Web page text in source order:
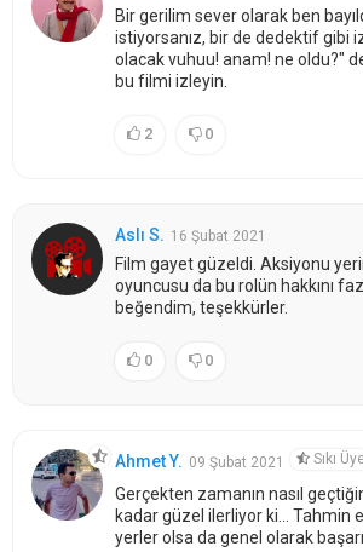
Bir gerilim sever olarak ben
istiyorsanız, bir de dedektif gibi
olacak vuhuu! anam! ne oldu?"
bu filmi izleyin.
2 0
Aslı S. 16 Şubat 2021
Film gayet güzeldi. Aksiyonu
oyuncusu da bu rolün hakkını
beğendim, teşekkürler.
0 0
Ahmet Y. 09 Şubat 2021 Sıkı
Gerçekten zamanın nasıl
kadar güzel ilerliyor ki... Tahmin
yerler olsa da genel olarak